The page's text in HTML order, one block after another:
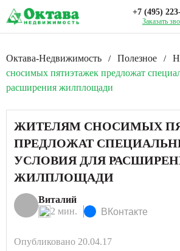
+7 (495)
Заказать
Октава-Недвижимость / Полезное /
сносимых пятиэтажек предложат
расширения жилплощади
ЖИТЕЛЯМ СНОСИМЫХ
ПРЕДЛОЖАТ
УСЛОВИЯ ДЛЯ
ЖИЛПЛОЩАДИ
Виталий
2 мин.
ВКонтакте
Опубликовано 20.04.17